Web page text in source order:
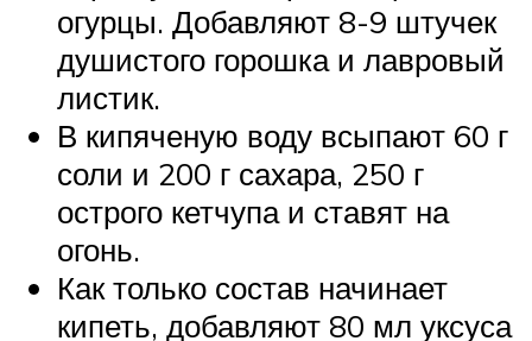
огурцы. Добавляют 8-9 штучек
душистого горошка и лавровый
листик.
В кипяченую воду всыпают 60 г
соли и 200 г сахара, 250 г
острого кетчупа и ставят на
огонь.
Как только состав начинает
кипеть, добавляют 80 мл уксуса